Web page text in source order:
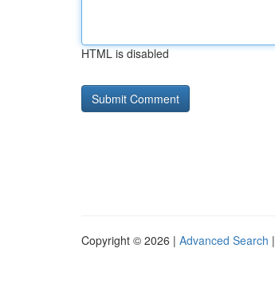
HTML is disabled
Copyright © 2026 | Advanced Search |